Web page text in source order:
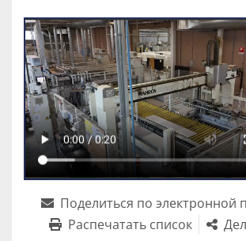
Поделиться по электронной
Распечатать список